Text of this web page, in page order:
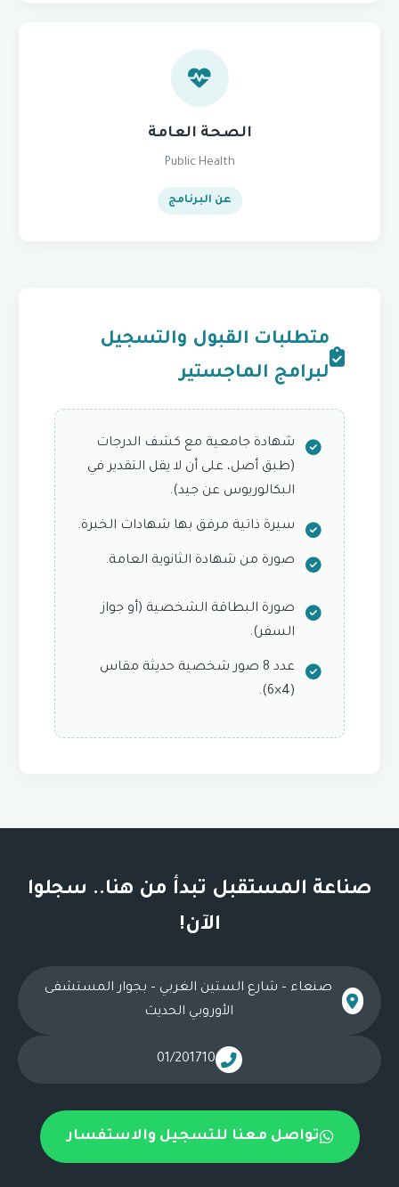
الصحة العامة
Public Health
عن البرنامج
متطلبات القبول والتسجيل
لبرامج الماجستير
شهادة جامعية مع كشف الدرجات
(طبق أصل، على أن لا يقل التقدير في
البكالوريوس عن جيد).
سيرة ذاتية مرفق بها شهادات الخبرة.
صورة من شهادة الثانوية العامة.
صورة البطاقة الشخصية (أو جواز
السفر).
عدد 8 صور شخصية حديثة مقاس
(4×6).
صناعة المستقبل تبدأ من هنا.. سجلوا
الآن!
صنعاء – شارع الستين الغربي – بجوار المستشفى
الأوروبي الحديث
01/201710
تواصل معنا للتسجيل والاستفسار